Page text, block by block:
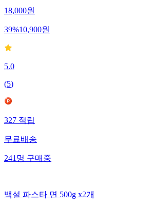
18,000원
39%10,900원
5.0
(5)
327적립
무료배송
241명구매중
백설 파스타 면 500g x2개